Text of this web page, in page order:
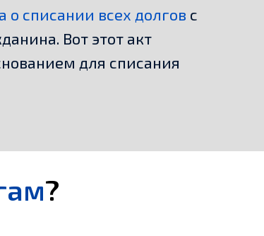
о списании всех долгов с
Вот этот акт
для списания
?